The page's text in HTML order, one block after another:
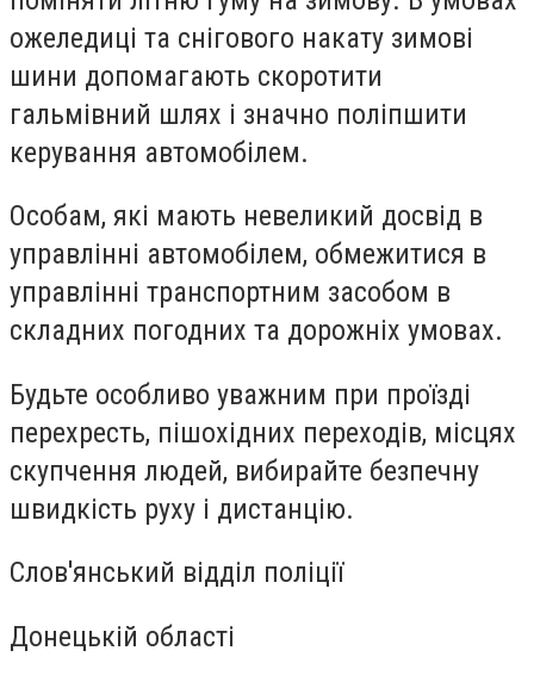
ожеледиці та снігового накату зимові
шини допомагають скоротити
гальмівний шлях і значно поліпшити
керування автомобілем.
Особам, які мають невеликий досвід в
управлінні автомобілем, обмежитися в
управлінні транспортним засобом в
складних погодних та дорожніх умовах.
Будьте особливо уважним при проїзді
перехресть, пішохідних переходів, місцях
скупчення людей, вибирайте безпечну
швидкість руху і дистанцію.
Слов'янський відділ поліції
Донецькій області